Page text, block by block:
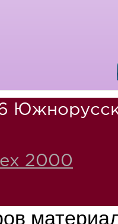
2000